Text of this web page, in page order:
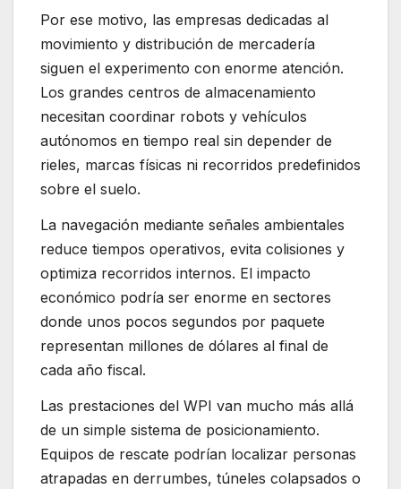
Por ese motivo, las empresas dedicadas al
movimiento y distribución de mercadería
siguen el experimento con enorme atención.
Los grandes centros de almacenamiento
necesitan coordinar robots y vehículos
autónomos en tiempo real sin depender de
rieles, marcas físicas ni recorridos predefinidos
sobre el suelo.
La navegación mediante señales ambientales
reduce tiempos operativos, evita colisiones y
optimiza recorridos internos. El impacto
económico podría ser enorme en sectores
donde unos pocos segundos por paquete
representan millones de dólares al final de
cada año fiscal.
Las prestaciones del WPI van mucho más allá
de un simple sistema de posicionamiento.
Equipos de rescate podrían localizar personas
atrapadas en derrumbes, túneles colapsados o